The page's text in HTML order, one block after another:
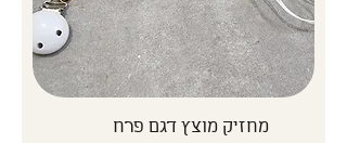
מחזיק מוצץ דגם פרח